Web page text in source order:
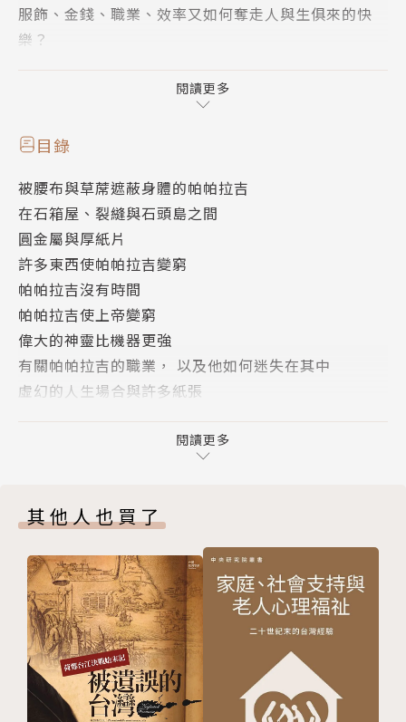
服飾、金錢、職業、效率又如何奪走人與生俱來的快
樂？
比起宗教，其實金錢才是唯一信仰；對擁有物品與房舍
無比執著；認為腦袋裡的東西才是最崇高的，卻沒想過
思想也是一種病；把電影中虛妄人生當成自己的，放棄
長杜亞比眼中竟是如此荒謬。
南太平洋的酋長杜亞比遊歷歐洲後，對所謂進步的文明
人（帕帕拉吉，即薩摩亞語中的白人）不同的生活方式
與想法，產生了許多困惑及價值衝突，並分享給他的族
人。
這些關於金錢、職業、衣著、信仰的反思與洞見，並非
要號召現代人拋棄文明回歸原始，而是藉由他的觀察，
者的聖經，德國中學也選為重要讀物。已翻譯成多國語
出版百年後，這本書仍舊像一面映照「文明人」的鏡
子，今天的我們，也可以在鏡中看見自己。
名人推薦
閱讀更多
目錄
被腰布與草蓆遮蔽身體的帕帕拉吉
在石箱屋、裂縫與石頭島之間
圓金屬與厚紙片
許多東西使帕帕拉吉變窮
帕帕拉吉沒有時間
帕帕拉吉使上帝變窮
偉大的神靈比機器更強
有關帕帕拉吉的職業， 以及他如何迷失在其中
虛幻的人生場合與許多紙張
帕帕拉吉要拖我們進入他的黑暗
劃破天空的人──《帕帕拉吉》譯後記／彤雅立
偉棠
閱讀更多
其他人也買了